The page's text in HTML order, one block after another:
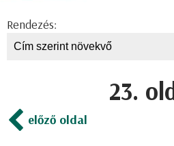
Rendezés:
23.
előző oldal